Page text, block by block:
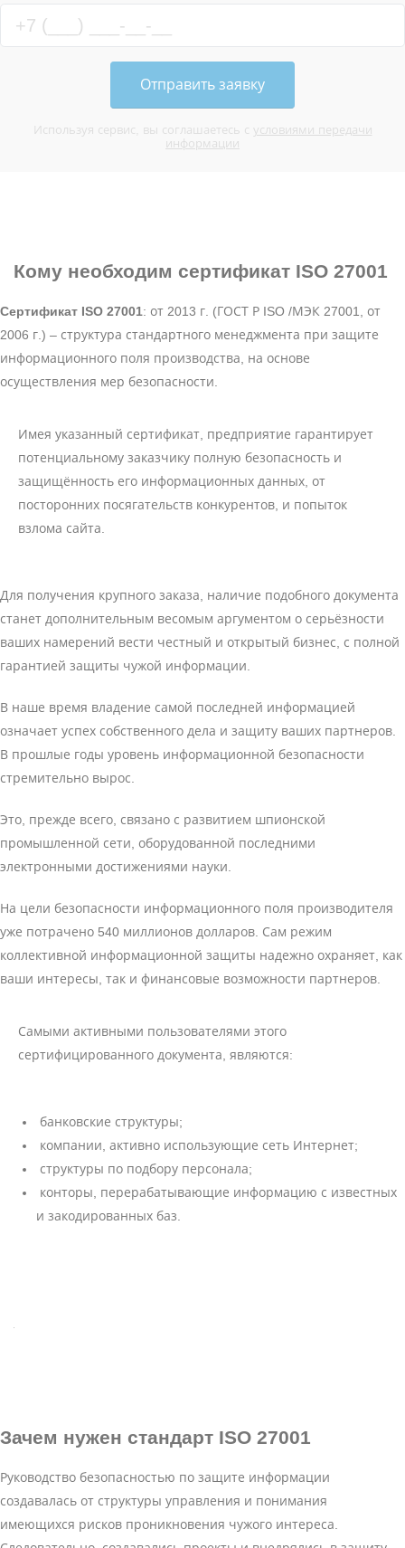
Отправить заявку
Используя сервис, вы соглашаетесь с условиями передачи
информации
Кому необходим сертификат ISO 27001
Сертификат ISO 27001: от 2013 г. (ГОСТ Р ISO /МЭК 27001, от
2006 г.) – структура стандартного менеджмента при защите
информационного поля производства, на основе
осуществления мер безопасности.
Имея указанный сертификат, предприятие гарантирует
потенциальному заказчику полную безопасность и
защищённость его информационных данных, от
посторонних посягательств конкурентов, и попыток
взлома сайта.
Для получения крупного заказа, наличие подобного документа
станет дополнительным весомым аргументом о серьёзности
ваших намерений вести честный и открытый бизнес, с полной
гарантией защиты чужой информации.
В наше время владение самой последней информацией
означает успех собственного дела и защиту ваших партнеров.
В прошлые годы уровень информационной безопасности
стремительно вырос.
Это, прежде всего, связано с развитием шпионской
промышленной сети, оборудованной последними
электронными достижениями науки.
На цели безопасности информационного поля производителя
уже потрачено 540 миллионов долларов. Сам режим
коллективной информационной защиты надежно охраняет, как
ваши интересы, так и финансовые возможности партнеров.
Самыми активными пользователями этого
сертифицированного документа, являются:
банковские структуры;
компании, активно использующие сеть Интернет;
структуры по подбору персонала;
конторы, перерабатывающие информацию с известных
и закодированных баз.
Зачем нужен стандарт ISO 27001
Руководство безопасностью по защите информации
создавалась от структуры управления и понимания
имеющихся рисков проникновения чужого интереса.